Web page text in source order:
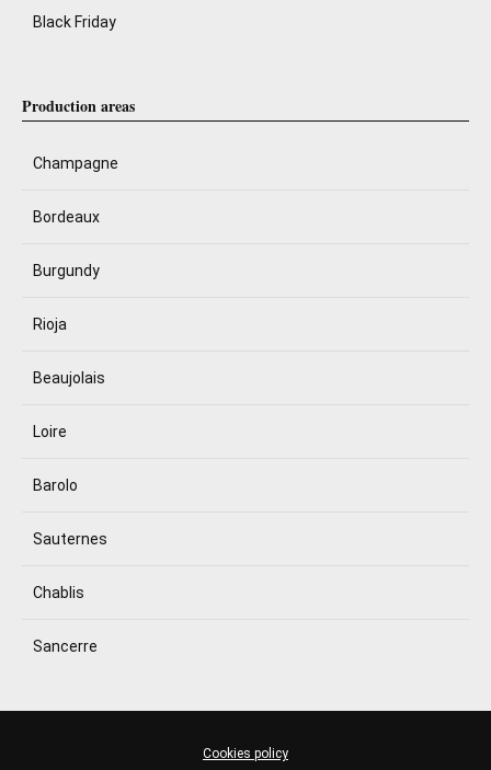
Black Friday
Production areas
Champagne
Bordeaux
Burgundy
Rioja
Beaujolais
Loire
Barolo
Sauternes
Chablis
Sancerre
Cookies policy